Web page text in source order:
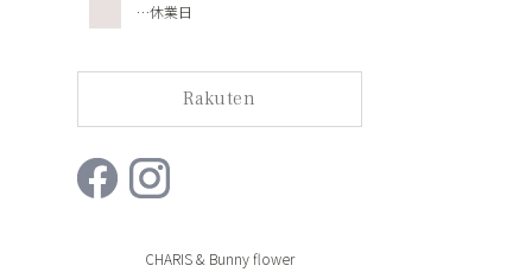
…休業日
Rakuten
CHARIS & Bunny flower